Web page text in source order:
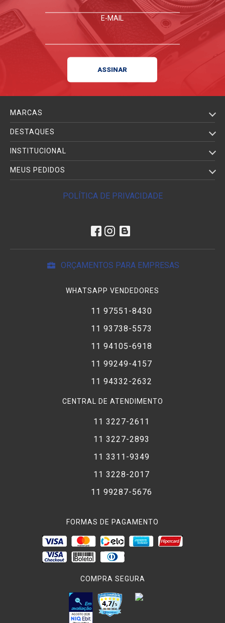
E-MAIL
MARCAS
DESTAQUES
INSTITUCIONAL
MEUS PEDIDOS
POLÍTICA DE PRIVACIDADE
ORÇAMENTOS PARA EMPRESAS
WHATSAPP VENDEDORES
11 97551-8430
11 93738-5573
11 94105-6918
11 99249-4157
11 94332-2632
CENTRAL DE ATENDIMENTO
11 3227-2611
11 3227-2893
11 3311-9349
11 3228-2017
11 99287-5676
FORMAS DE PAGAMENTO
COMPRA SEGURA